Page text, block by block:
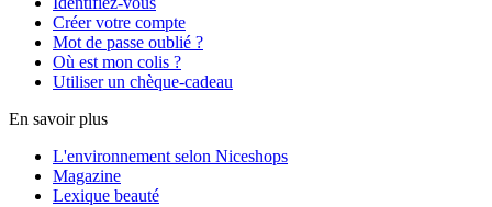
Créer votre compte
Mot de passe oublié ?
Où est mon colis ?
Utiliser un chèque-cadeau
En savoir plus
L'environnement selon Niceshops
Magazine
Lexique beauté